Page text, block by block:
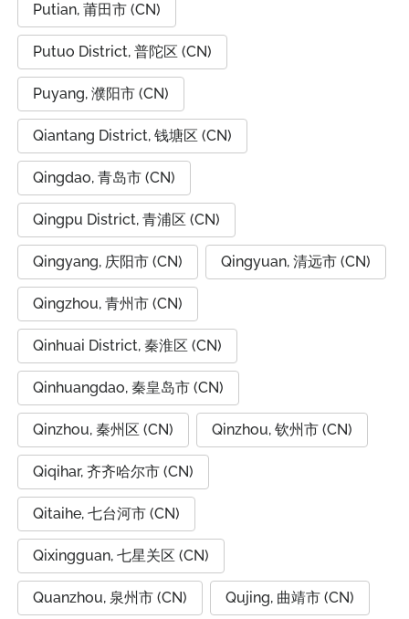
Putian, 莆田市 (CN)
Putuo District, 普陀区 (CN)
Puyang, 濮阳市 (CN)
Qiantang District, 钱塘区 (CN)
Qingdao, 青岛市 (CN)
Qingpu District, 青浦区 (CN)
Qingyang, 庆阳市 (CN) Qingyuan, 清远市 (CN)
Qingzhou, 青州市 (CN)
Qinhuai District, 秦淮区 (CN)
Qinhuangdao, 秦皇岛市 (CN)
Qinzhou, 秦州区 (CN) Qinzhou, 钦州市 (CN)
Qiqihar, 齐齐哈尔市 (CN)
Qitaihe, 七台河市 (CN)
Qixingguan, 七星关区 (CN)
Quanzhou, 泉州市 (CN) Qujing, 曲靖市 (CN)